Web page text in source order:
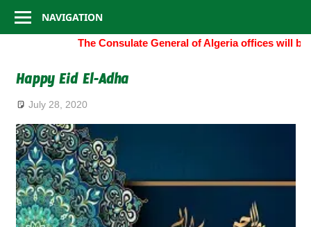
General
NAVIGATION
The Consulate General of Algeria offices will be
Happy Eid El-Adha
July 28, 2020